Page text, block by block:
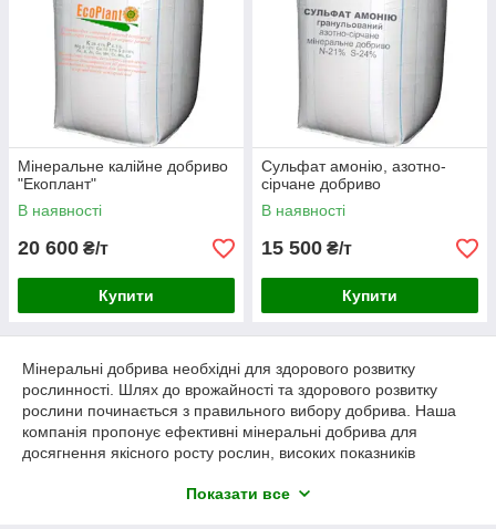
Мінеральне калійне добриво
"Екоплант"
В наявності
20 600 ₴/т
Купити
Сульфат амонію, азотно-
сірчане добриво
В наявності
15 500 ₴/т
Купити
Мінеральні добрива необхідні для здорового розвитку
рослинності. Шлях до врожайності та здорового розвитку
рослини починається з правильного вибору добрива. Наша
компанія пропонує ефективні мінеральні добрива для
досягнення якісного росту рослин, високих показників
Показати все